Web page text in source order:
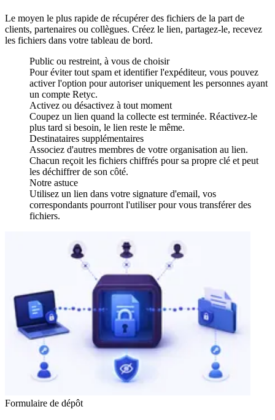
Le moyen le plus rapide de récupérer des fichiers de la part de
clients, partenaires ou collègues. Créez le lien, partagez-le, recevez
les fichiers dans votre tableau de bord.
Public ou restreint, à vous de choisir
Pour éviter tout spam et identifier l'expéditeur, vous pouvez
activer l'option pour autoriser uniquement les personnes ayant
un compte Retyc.
Activez ou désactivez à tout moment
Coupez un lien quand la collecte est terminée. Réactivez-le
plus tard si besoin, le lien reste le même.
Destinataires supplémentaires
Associez d'autres membres de votre organisation au lien.
Chacun reçoit les fichiers chiffrés pour sa propre clé et peut
les déchiffrer de son côté.
Notre astuce
Utilisez un lien dans votre signature d'email, vos
correspondants pourront l'utiliser pour vous transférer des
fichiers.
Formulaire de dépôt